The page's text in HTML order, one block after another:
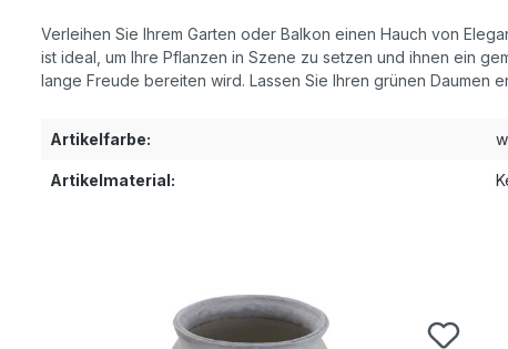
Verleihen Sie Ihrem Garten oder Balkon einen Hauch von
ist ideal, um Ihre Pflanzen in Szene zu setzen und ihnen ein
lange Freude bereiten wird. Lassen Sie Ihren grünen Daumen
Artikelfarbe:
Artikelmaterial: